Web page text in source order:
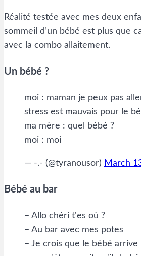
Réalité testée avec mes deux
sommeil d’un bébé est plus que
avec la combo allaitement.
Un bébé ?
moi : maman je peux pas
stress est mauvais pour le
ma mère : quel bébé ?
moi : moi
— -.- (@tyranousor) March
Bébé au bar
– Allo chéri t'es où ?
– Au bar avec mes potes
– Je crois que le bébé arrive